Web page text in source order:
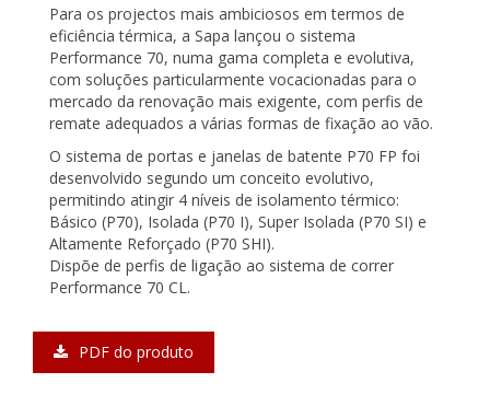
Para os projectos mais ambiciosos em termos de
eficiência térmica, a Sapa lançou o sistema
Performance 70, numa gama completa e evolutiva,
com soluções particularmente vocacionadas para o
mercado da renovação mais exigente, com perfis de
remate adequados a várias formas de fixação ao vão.
O sistema de portas e janelas de batente P70 FP foi
desenvolvido segundo um conceito evolutivo,
permitindo atingir 4 níveis de isolamento térmico:
Básico (P70), Isolada (P70 I), Super Isolada (P70 SI) e
Altamente Reforçado (P70 SHI).
Dispõe de perfis de ligação ao sistema de correr
Performance 70 CL.
PDF do produto